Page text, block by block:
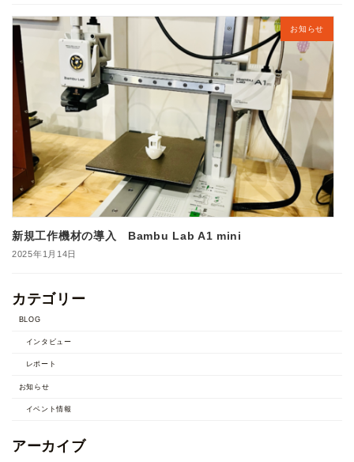
お知らせ
新規工作機材の導入 Bambu Lab A1 mini
2025年1月14日
カテゴリー
BLOG
インタビュー
レポート
お知らせ
イベント情報
アーカイブ